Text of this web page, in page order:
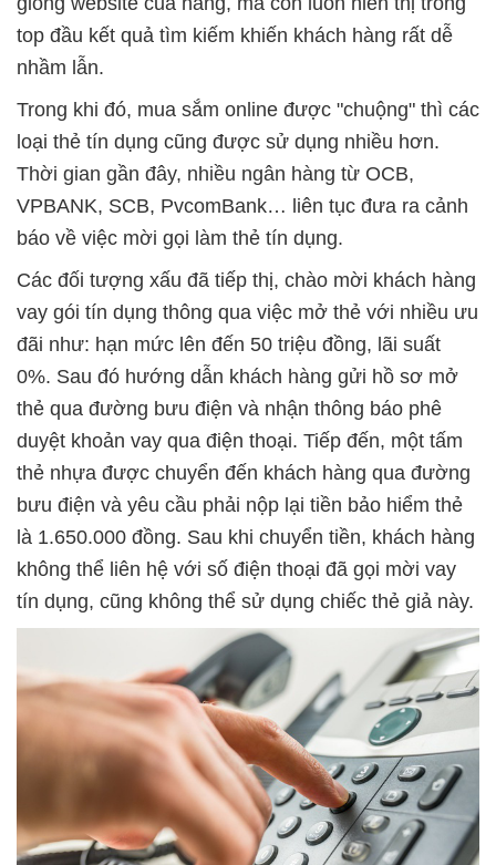
top đầu kết quả tìm kiếm khiến khách hàng rất dễ
nhầm lẫn.
Trong khi đó, mua sắm online được "chuộng" thì các
loại thẻ tín dụng cũng được sử dụng nhiều hơn.
Thời gian gần đây, nhiều ngân hàng từ OCB,
VPBANK, SCB, PvcomBank… liên tục đưa ra cảnh
báo về việc mời gọi làm thẻ tín dụng.
Các đối tượng xấu đã tiếp thị, chào mời khách hàng
vay gói tín dụng thông qua việc mở thẻ với nhiều ưu
đãi như: hạn mức lên đến 50 triệu đồng, lãi suất
0%. Sau đó hướng dẫn khách hàng gửi hồ sơ mở
thẻ qua đường bưu điện và nhận thông báo phê
duyệt khoản vay qua điện thoại. Tiếp đến, một tấm
thẻ nhựa được chuyển đến khách hàng qua đường
bưu điện và yêu cầu phải nộp lại tiền bảo hiểm thẻ
là 1.650.000 đồng. Sau khi chuyển tiền, khách hàng
không thể liên hệ với số điện thoại đã gọi mời vay
tín dụng, cũng không thể sử dụng chiếc thẻ giả này.